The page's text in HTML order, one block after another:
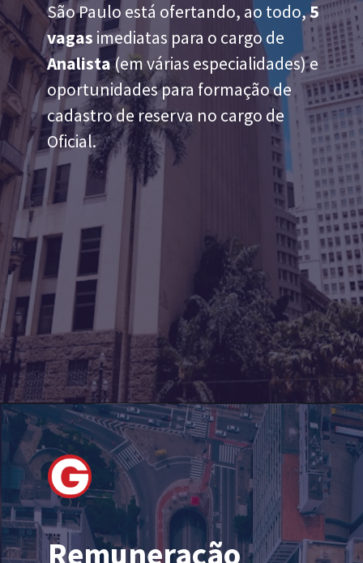
São Paulo está ofertando, ao todo,5
vagas imediatas para o cargo de
Analista(em várias especialidades) e
oportunidades para formação de
cadastro de reserva no cargo de
Oficial.
Remuneração